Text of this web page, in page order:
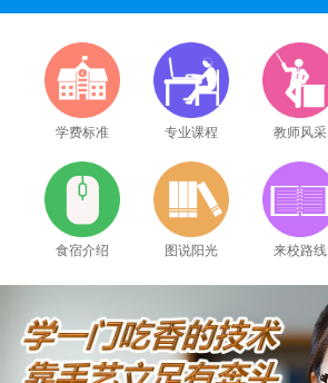
学费标准 专业课程 教师风采
食宿介绍 图说阳光 来校路线